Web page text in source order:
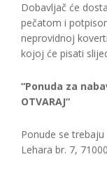
Dobavljač će
pečatom i
neprovidnoj
kojoj će pisati
“Ponuda za
OTVARAJ“
Ponude se
Lehara br. 7,